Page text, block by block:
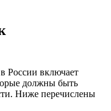
России включает
должны быть
Ниже перечислены